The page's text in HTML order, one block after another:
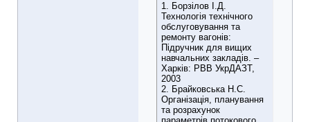
1. Борзілов І.Д.
Технологія технічного
обслуговування та
ремонту вагонів:
Підручник для вищих
навчальних закладів. –
Харків: РВВ УкрДАЗТ,
2003
2. Брайковська Н.С.
Організація, планування
та розрахунок